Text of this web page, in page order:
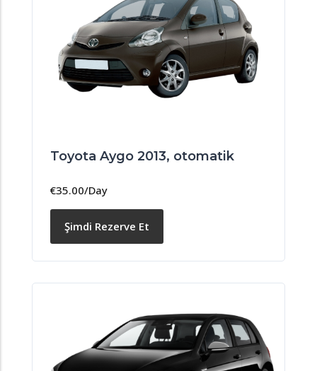
Toyota Aygo 2013, otomatik
€35.00/Day
Şimdi Rezerve Et